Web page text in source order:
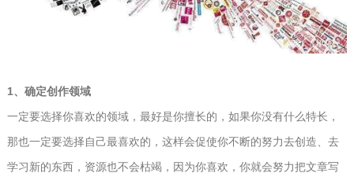
1、确定创作领域
一定要选择你喜欢的领域，最好是你擅长的，如果你没有什么特长，
那也一定要选择自己最喜欢的，这样会促使你不断的努力去创造、去
学习新的东西，资源也不会枯竭，因为你喜欢，你就会努力把文章写